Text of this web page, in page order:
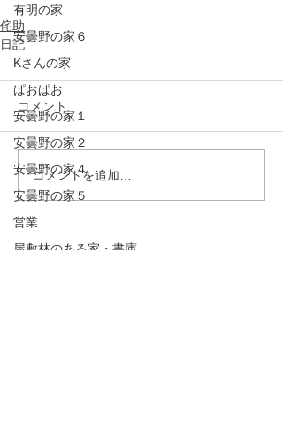
有明の家
安曇野の家６
Kさんの家
ぱおぱお
安曇野の家１
安曇野の家２
安曇野の家４
安曇野の家５
営業
屋敷林のある家・書庫
侘助
日記
コメント
コメントを追加…